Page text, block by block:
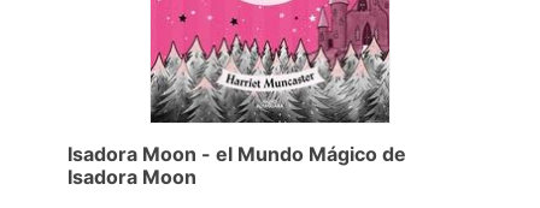
Isadora Moon - el Mundo Mágico de
Isadora Moon